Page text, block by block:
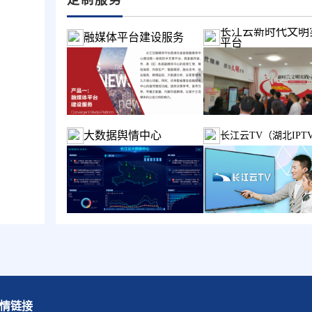
融媒体平台建设服务
长江云新时代文明
平台
大数据舆情中心 长江云TV（湖北
链接